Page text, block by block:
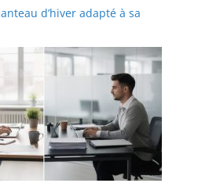
d’hiver adapté à sa